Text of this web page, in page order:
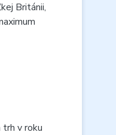
Británii,
v roku